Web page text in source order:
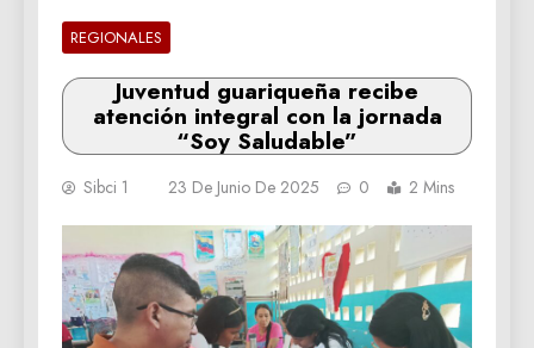
REGIONALES
Juventud guariqueña recibe
atención integral con la jornada
“Soy Saludable”
Sibci 1 23 De Junio De 2025 0 2 Mins